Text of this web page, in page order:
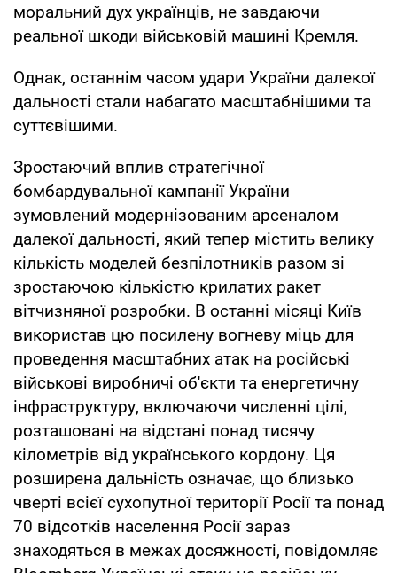
моральний дух українців, не завдаючи
реальної шкоди військовій машині Кремля.
Однак, останнім часом удари України далекої
дальності стали набагато масштабнішими та
суттєвішими.
Зростаючий вплив стратегічної
бомбардувальної кампанії України
зумовлений модернізованим арсеналом
далекої дальності, який тепер містить велику
кількість моделей безпілотників разом зі
зростаючою кількістю крилатих ракет
вітчизняної розробки. В останні місяці Київ
використав цю посилену вогневу міць для
проведення масштабних атак на російські
військові виробничі об'єкти та енергетичну
інфраструктуру, включаючи численні цілі,
розташовані на відстані понад тисячу
кілометрів від українського кордону. Ця
розширена дальність означає, що близько
чверті всієї сухопутної території Росії та понад
70 відсотків населення Росії зараз
знаходяться в межах досяжності, повідомляє